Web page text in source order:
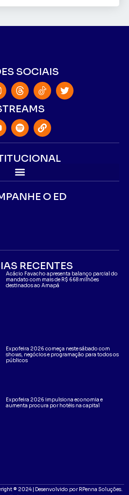
SOCIAIS
O ED
RECENTES
Acácio Favacho apresenta balanço parcial do
mandato com mais de R$ 668 milhões
destinados ao Amapá
Expofeira 2026 começa neste sábado com
shows, negócios e programação para todos os
públicos
Expofeira 2026 impulsiona economia e
aumenta procura por hotéis na capital
® 2024 | Desenvolvido por RPenna Soluções.